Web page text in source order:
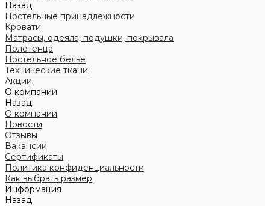
Назад
Постельные принадлежности
Кровати
Матрасы, одеяла, подушки, покрывала
Полотенца
Постельное белье
Технические ткани
Акции
О компании
Назад
О компании
Новости
Отзывы
Вакансии
Сертификаты
Политика конфиденциальности
Как выбрать размер
Информация
Назад